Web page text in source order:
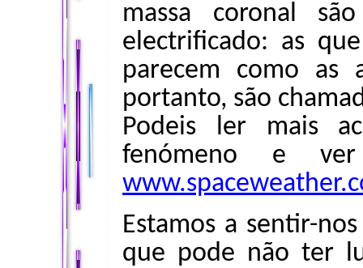
massa coronal
electrificado: as
parecem como as
portanto, são
Podeis ler mais
fenómeno e
Estamos a sentir-
que pode não ter